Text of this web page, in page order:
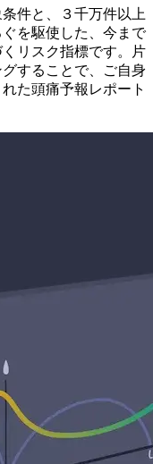
件と、３千万件以上
を駆使した、今まで
リスク指標です。片
することで、ご自身
た頭痛予報レポート